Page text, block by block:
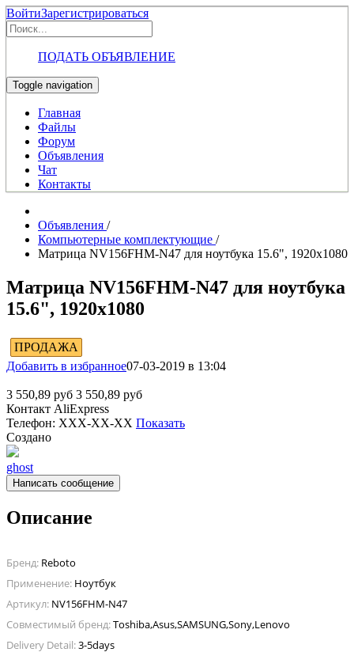
ВойтиЗарегистрироваться
ПОДАТЬ ОБЪЯВЛЕНИЕ
Toggle navigation
Главная
Файлы
Форум
Объявления
Чат
Контакты
Объявления /
Компьютерные комплектующие /
Матрица NV156FHM-N47 для ноутбука 15.6", 1920x1080
Матрица NV156FHM-N47 для ноутбука
15.6", 1920x1080
ПРОДАЖА
Добавить в избранное07-03-2019 в 13:04
3 550,89 руб 3 550,89 руб
Контакт AliExpress
Телефон: XXX-XX-XX Показать
Создано
ghost
Написать сообщение
Описание
Бренд: Reboto
Применение: Ноутбук
Артикул: NV156FHM-N47
Совместимый бренд:Toshiba,Asus,SAMSUNG,Sony,Lenovo
Delivery Detail:3-5days